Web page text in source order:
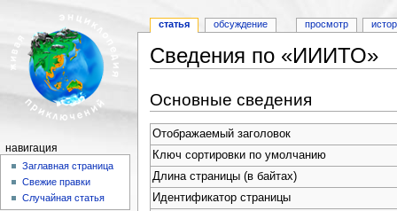
Сведения по «ИИИТО»
Основные сведения
Отображаемый заголовок
Ключ сортировки по умолчанию
Длина страницы (в байтах)
Идентификатор страницы
статья обсуждение просмотр
навигация
Заглавная страница
Свежие правки
Случайная статья